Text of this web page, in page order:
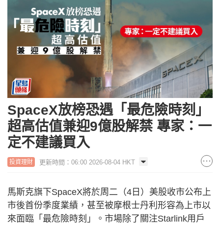
SpaceX放榜恐遇「最危險時刻」
超高估值兼迎9億股解禁 專家：一
定不建議買入
投資理財 更新時間：06:00 2026-08-04 HKT
馬斯克旗下SpaceX將於周二（4日）美股收市公布上
市後首份季度業績，甚至被摩根士丹利形容為上市以
來面臨「最危險時刻」。市場除了關注Starlink用戶